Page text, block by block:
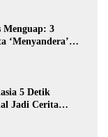
Menguap: 3
‘Menyandera’
5 Detik
Jadi Cerita